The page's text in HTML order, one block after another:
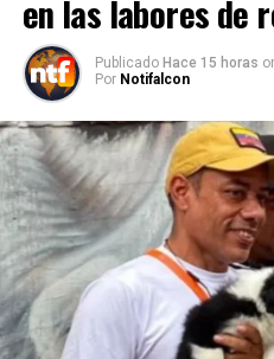
en las labores de
Publicado Hace 15 horas
Por Notifalcon